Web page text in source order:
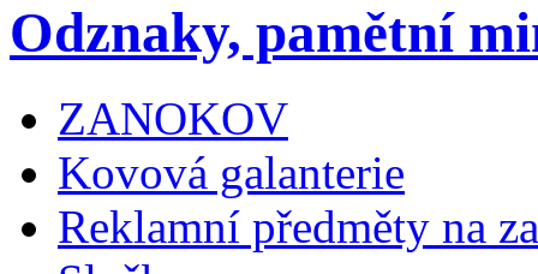
Odznaky, pamětní
ZANOKOV
Kovová galanterie
Reklamní předměty na